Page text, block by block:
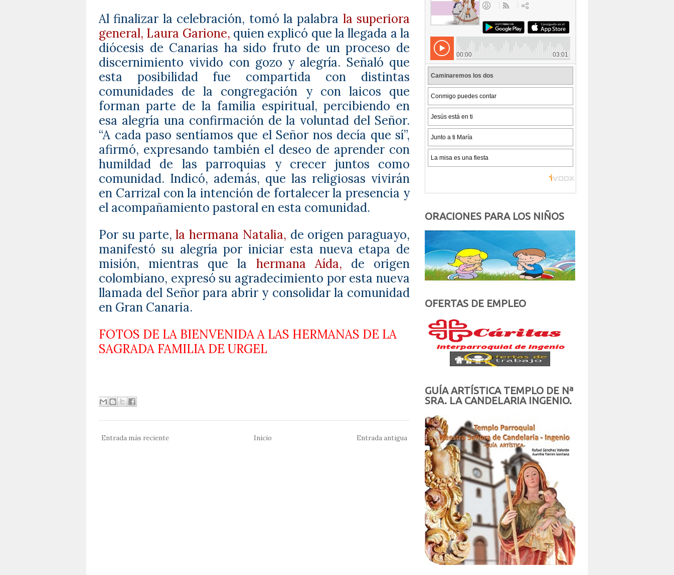
Al finalizar la celebración, tomó la palabra la superiora
general, Laura Garione, quien explicó que la llegada a la
diócesis de Canarias ha sido fruto de un proceso de
discernimiento vivido con gozo y alegría. Señaló que
esta posibilidad fue compartida con distintas
comunidades de la congregación y con laicos que
forman parte de la familia espiritual, percibiendo en
esa alegría una confirmación de la voluntad del Señor.
“A cada paso sentíamos que el Señor nos decía que sí”,
afirmó, expresando también el deseo de aprender con
humildad de las parroquias y crecer juntos como
comunidad. Indicó, además, que las religiosas vivirán
en Carrizal con la intención de fortalecer la presencia y
el acompañamiento pastoral en esta comunidad.
Por su parte,la hermana Natalia, de origen paraguayo,
manifestó su alegría por iniciar esta nueva etapa de
misión, mientras que la hermana Aída, de origen
colombiano, expresó su agradecimiento por esta nueva
llamada del Señor para abrir y consolidar la comunidad
en Gran Canaria.
FOTOS DE LA BIENVENIDA A LAS HERMANAS DE LA
SAGRADA FAMILIA DE URGEL
Entrada más reciente Entrada antigua
Inicio
ORACIONES PARA LOS NIÑOS
OFERTAS DE EMPLEO
GUÍA ARTÍSTICA TEMPLO DE Nª
SRA. LA CANDELARIA INGENIO.